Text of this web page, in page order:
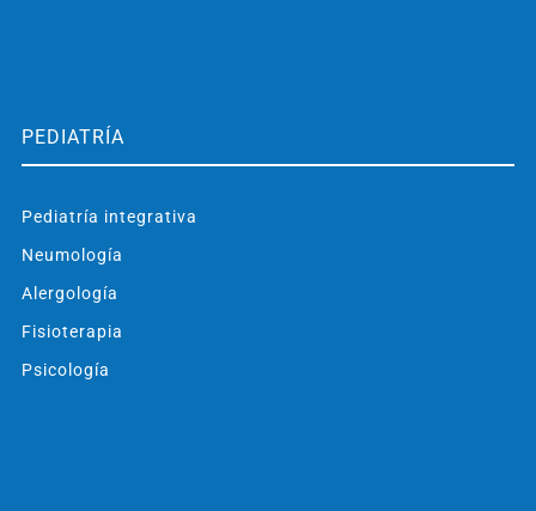
PEDIATRÍA
Pediatría integrativa
Neumología
Alergología
Fisioterapia
Psicología